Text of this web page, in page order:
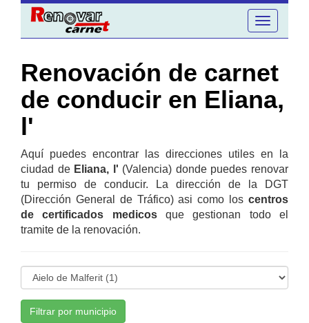
Toggle
navigation
Renovación de carnet
de conducir en Eliana,
l'
Aquí puedes encontrar las direcciones utiles en la
ciudad de Eliana, l' (Valencia) donde puedes renovar
tu permiso de conducir. La dirección de la DGT
(Dirección General de Tráfico) asi como los centros
de certificados medicosque gestionan todo el
tramite de la renovación.
Filtrar por municipio